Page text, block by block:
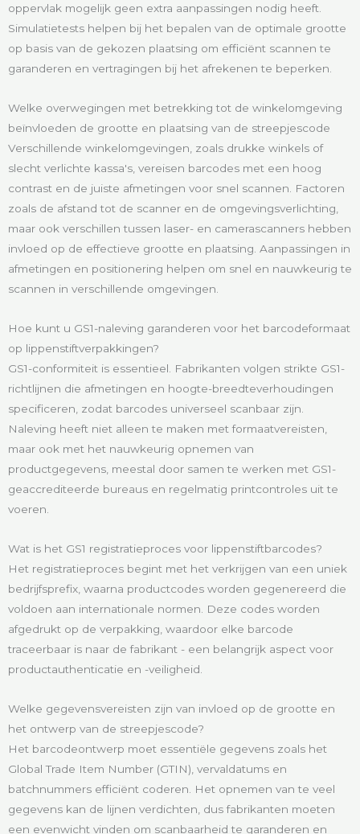
oppervlak mogelijk geen extra aanpassingen nodig heeft.
Simulatietests helpen bij het bepalen van de optimale grootte
op basis van de gekozen plaatsing om efficiënt scannen te
garanderen en vertragingen bij het afrekenen te beperken.
Welke overwegingen met betrekking tot de winkelomgeving
beïnvloeden de grootte en plaatsing van de streepjescode
Verschillende winkelomgevingen, zoals drukke winkels of
slecht verlichte kassa's, vereisen barcodes met een hoog
contrast en de juiste afmetingen voor snel scannen. Factoren
zoals de afstand tot de scanner en de omgevingsverlichting,
maar ook verschillen tussen laser- en camerascanners hebben
invloed op de effectieve grootte en plaatsing. Aanpassingen in
afmetingen en positionering helpen om snel en nauwkeurig te
scannen in verschillende omgevingen.
Hoe kunt u GS1-naleving garanderen voor het barcodeformaat
op lippenstiftverpakkingen?
GS1-conformiteit is essentieel. Fabrikanten volgen strikte GS1-
richtlijnen die afmetingen en hoogte-breedteverhoudingen
specificeren, zodat barcodes universeel scanbaar zijn.
Naleving heeft niet alleen te maken met formaatvereisten,
maar ook met het nauwkeurig opnemen van
productgegevens, meestal door samen te werken met GS1-
geaccrediteerde bureaus en regelmatig printcontroles uit te
voeren.
Wat is het GS1 registratieproces voor lippenstiftbarcodes?
Het registratieproces begint met het verkrijgen van een uniek
bedrijfsprefix, waarna productcodes worden gegenereerd die
voldoen aan internationale normen. Deze codes worden
afgedrukt op de verpakking, waardoor elke barcode
traceerbaar is naar de fabrikant - een belangrijk aspect voor
productauthenticatie en -veiligheid.
Welke gegevensvereisten zijn van invloed op de grootte en
het ontwerp van de streepjescode?
Het barcodeontwerp moet essentiële gegevens zoals het
Global Trade Item Number (GTIN), vervaldatums en
batchnummers efficiënt coderen. Het opnemen van te veel
gegevens kan de lijnen verdichten, dus fabrikanten moeten
een evenwicht vinden om scanbaarheid te garanderen en